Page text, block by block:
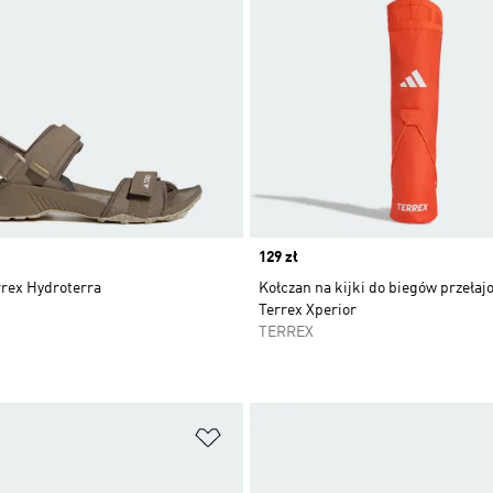
Hydroterra
Price
129 zł
Kołczan na kijki do biegów
Terrex Xperior
TERREX